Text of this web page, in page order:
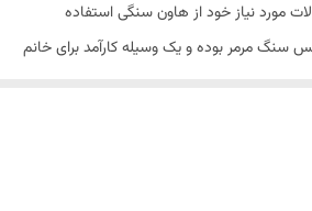
مورد نیاز خود از هاون سنگی استفاده
سنگ مرمر بوده و یک وسیله کارآمد برای خانم